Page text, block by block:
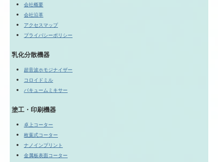
会社概要
会社沿革
アクセスマップ
プライバシーポリシー
乳化分散機器
超音波ホモジナイザー
コロイドミル
バキュームミキサー
塗工・印刷機器
卓上コーター
枚葉式コーター
ナノインプリント
金属板表面コーター